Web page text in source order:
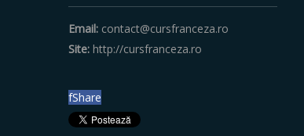
Email: contact@cursfranceza.ro
Site: http://cursfranceza.ro
fShare